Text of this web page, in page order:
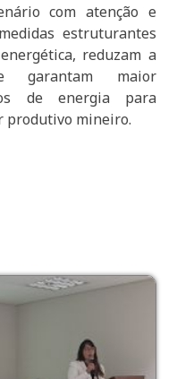
com atenção e
estruturantes
reduzam a
garantam maior
de energia para
produtivo mineiro.